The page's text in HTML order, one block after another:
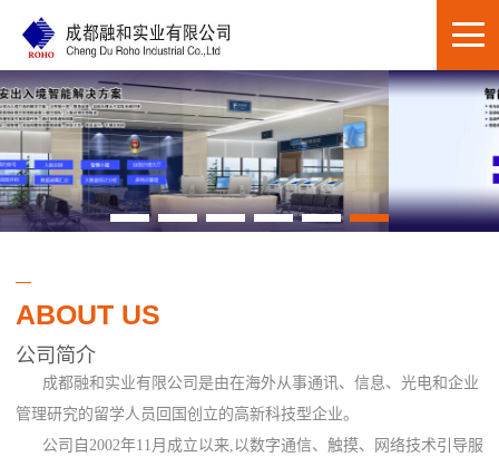
ABOUT US
公司简介
成都融和实业有限公司是由在海外从事通讯、信息、光电和企业
管理研究的留学人员回国创立的高新科技型企业。
公司自2002年11月成立以来,以数字通信、触摸、网络技术引导服